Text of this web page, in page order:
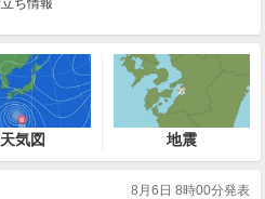
ち情報
天気図 地震
8月6日 8時00分発表